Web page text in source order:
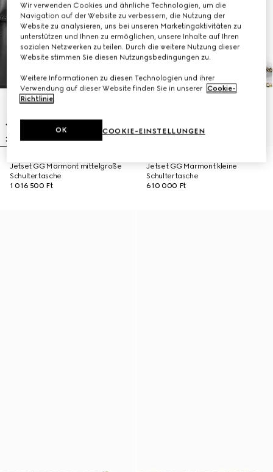
Jetset GG Marmont mittelgroße
Schultertasche
1 016 500 Ft
Jetset GG Marmont kleine
Schultertasche
610 000 Ft
Wir verwenden Cookies und ähnliche Technologien, um die
Navigation auf der Website zu verbessern, die Nutzung der
Website zu analysieren, uns bei unseren Marketingaktivitäten zu
unterstützen und Ihnen zu ermöglichen, unsere Inhalte auf Ihren
sozialen Netzwerken zu teilen. Durch die weitere Nutzung dieser
Website stimmen Sie diesen Nutzungsbedingungen zu.
Weitere Informationen zu diesen Technologien und ihrer
Verwendung auf dieser Website finden Sie in unserer Cookie-
Richtlinie.
COOKIE-EINSTELLUNGEN
OK